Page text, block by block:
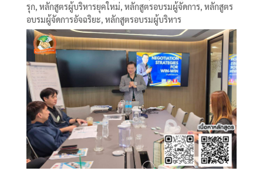
รุก, หลักสูตรผู้บริหารยุคใหม่ หลักสูตรอบรมผู้จัดการ หลักสูตร
อบรมผู้จัดการอัจฉริยะ หลักสูตรอบรมผู้บริหาร